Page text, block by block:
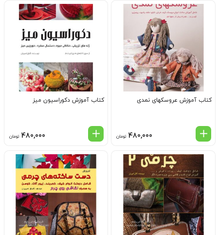
کتاب آموزش عروسکهای نمدی
480,000 تومان
کتاب آموزش دکوراسیون میز
480,000 تومان